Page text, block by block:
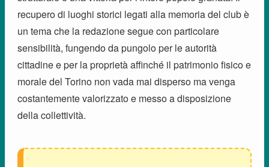
recupero di luoghi storici legati alla memoria del club è
un tema che la redazione segue con particolare
sensibilità, fungendo da pungolo per le autorità
cittadine e per la proprietà affinché il patrimonio fisico e
morale del Torino non vada mai disperso ma venga
costantemente valorizzato e messo a disposizione
della collettività.